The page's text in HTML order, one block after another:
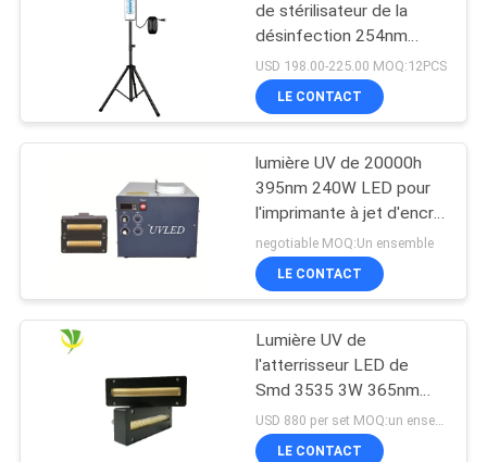
de stérilisateur de la
désinfection 254nm
bactéricide UV-C
portative de lumière UV
USD 198.00-225.00 MOQ:12PCS
LE CONTACT
lumière UV de 20000h
395nm 240W LED pour
l'imprimante à jet d'encre
Machine
negotiable MOQ:Un ensemble
LE CONTACT
Lumière UV de
l'atterrisseur LED de
Smd 3535 3W 365nm
385nm 395nm 405nm
LE CONTACT